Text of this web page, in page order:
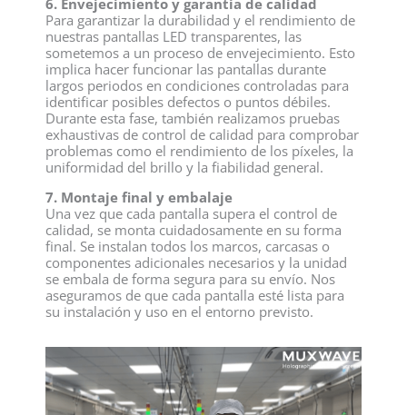
6. Envejecimiento y garantía de calidad
Para garantizar la durabilidad y el rendimiento de
nuestras pantallas LED transparentes, las
sometemos a un proceso de envejecimiento. Esto
implica hacer funcionar las pantallas durante
largos periodos en condiciones controladas para
identificar posibles defectos o puntos débiles.
Durante esta fase, también realizamos pruebas
exhaustivas de control de calidad para comprobar
problemas como el rendimiento de los píxeles, la
uniformidad del brillo y la fiabilidad general.
7. Montaje final y embalaje
Una vez que cada pantalla supera el control de
calidad, se monta cuidadosamente en su forma
final. Se instalan todos los marcos, carcasas o
componentes adicionales necesarios y la unidad
se embala de forma segura para su envío. Nos
aseguramos de que cada pantalla esté lista para
su instalación y uso en el entorno previsto.